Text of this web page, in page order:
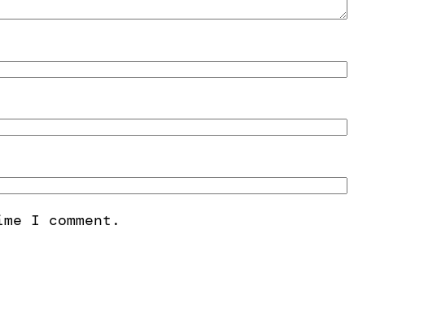
I comment.